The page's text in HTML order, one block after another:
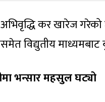
कर खारेज
विद्युतीय
भन्सार महसुल घट्यो